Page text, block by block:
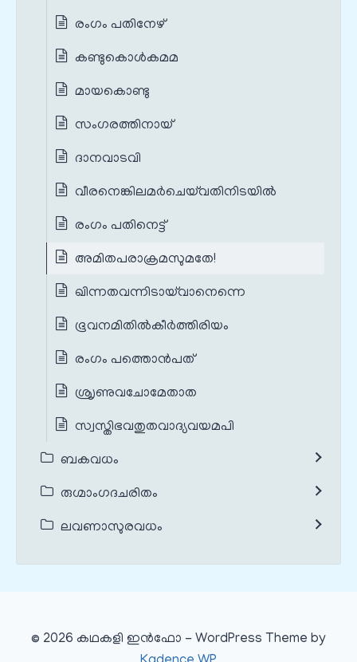
രംഗം പതിനേഴ്
കണ്ടുകൊൾകമമ
മായകൊണ്ടു
സംഗരത്തിനായ്
ദാനവാടവി
വീരനെങ്കിലമർചെയ്‌വതിനിടയിൽ
രംഗം പതിനെട്ട്
അമിതപരാക്രമസുമതേ!
ഖിന്നതവന്നിടായ്‌വാനെന്നെ
ഭൂവനമിതിൽകീർത്തിരിയം
രംഗം പത്തൊൻപത്
ശ്രൃണുവചോമേതാത
സ്വസ്തിഭവതുതവാദ്യവയമപി
ബകവധം
രുഗ്മാംഗദചരിതം
ലവണാസുരവധം
© 2026 കഥകളി ഇൻഫോ - WordPress Theme by